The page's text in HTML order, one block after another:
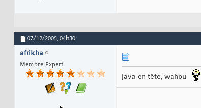
07/12/2005, 04h30
afrikha
Membre Expert
java en tête, wahou